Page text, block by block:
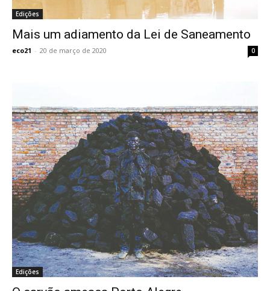
Edições
Mais um adiamento da Lei de Saneamento
eco21 - 20 de março de 2020 0
Edições